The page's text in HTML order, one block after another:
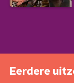
Eerdere